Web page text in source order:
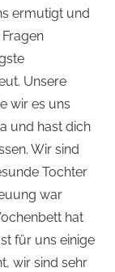
ermutigt und
Unsere
wir es uns
und hast dich
Wir sind
Tochter
war
hat
für uns einige
wir sind sehr